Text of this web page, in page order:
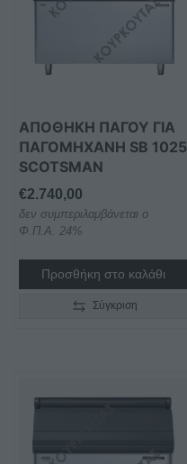
ΑΠΟΘΉΚΗ ΠΆΓΟΥ ΓΙΑ
ΠΑΓΟΜΗΧΑΝΉ SB 1025
SCOTSMAN
€2.740,00
δεν συμπεριλαμβάνεται ο
Φ.Π.Α. 24%
Προσθήκη στο καλάθι
Σύγκριση